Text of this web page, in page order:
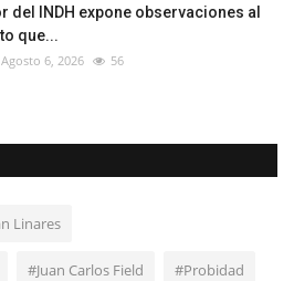
del INDH expone observaciones al
que...
Agosto 6, 2026 56
Linares
#Juan Carlos Field #Probidad